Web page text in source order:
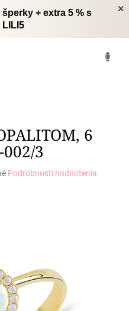
×
+ extra 5 % s
LILI5
6
3
Podrobnosti hodnotenia